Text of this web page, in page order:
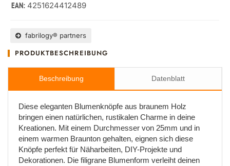
EAN: 4251624412489
fabrilogy® partners
PRODUKTBESCHREIBUNG
Beschreibung Datenblatt
Diese eleganten Blumenknöpfe aus braunem Holz
bringen einen natürlichen, rustikalen Charme in deine
Kreationen. Mit einem Durchmesser von 25mm und in
einem warmen Braunton gehalten, eignen sich diese
Knöpfe perfekt für Näharbeiten, DIY-Projekte und
Dekorationen. Die filigrane Blumenform verleiht deinen